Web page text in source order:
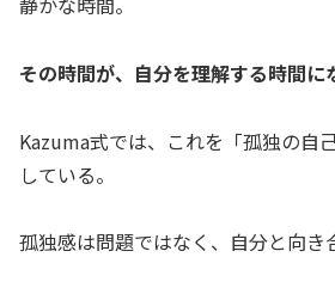
その時間が、自分を理解する時間に
Kazuma式では、これを「孤独の自
している。
孤独感は問題ではなく、自分と向き